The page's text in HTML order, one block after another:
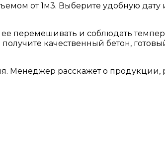
от 1м3. Выберите удобную дату
перемешивать и соблюдать
качественный бетон,
Менеджер расскажет о продукции,